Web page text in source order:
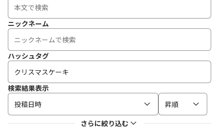
ニックネーム
ハッシュタグ
検索結果表示
投稿日時
昇順
さらに絞り込む